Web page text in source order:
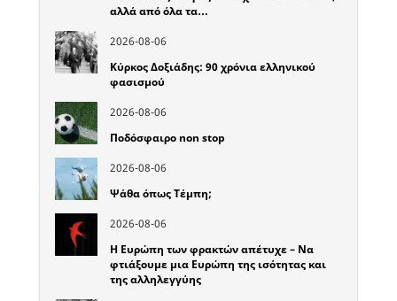
αλλά από όλα τα…
2026-08-06
Κύρκος Δοξιάδης: 90 χρόνια ελληνικού
φασισμού
2026-08-06
Ποδόσφαιρο non stop
2026-08-06
Ψάθα όπως Τέμπη;
2026-08-06
Η Ευρώπη των φρακτών απέτυχε – Να
φτιάξουμε μια Ευρώπη της ισότητας και
της αλληλεγγύης